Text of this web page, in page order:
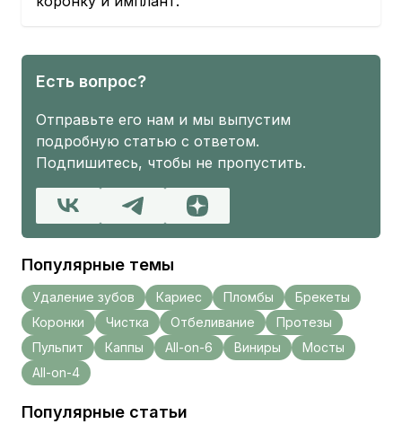
Есть вопрос?
Отправьте его нам и мы выпустим
подробную статью с ответом.
Подпишитесь, чтобы не пропустить.
Популярные темы
Удаление зубов Кариес Пломбы
Брекеты
Коронки
Чистка Отбеливание
Протезы
Пульпит
Каппы All-on-6 Виниры
Мосты
All-on-4
Популярные статьи